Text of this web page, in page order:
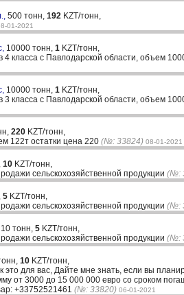
500 тонн, 192 KZT/тонн,
01-2021
10000 тонн, 1 KZT/тонн,
4 класса с Павлодарской области, объем
10000 тонн, 1 KZT/тонн,
3 класса с Павлодарской области, объем
220 KZT/тонн,
122т остатки цена 220 (№: 33824) 08-01-2021
10 KZT/тонн,
сельскохозяйственной продукции (№:
5 KZT/тонн,
сельскохозяйственной продукции (№:
10 тонн, 5 KZT/тонн,
сельскохозяйственной продукции (№:
10 KZT/тонн,
это для вас, Дайте мне знать, если вы
от 3000 до 15 000 000 евро со сроком
+33752521461 (№: 33820) 06-01-2021